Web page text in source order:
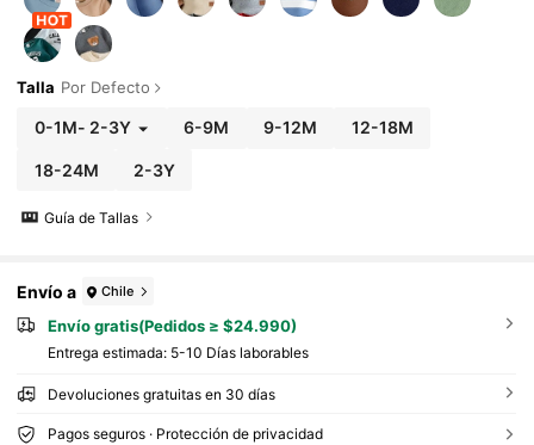
Talla Por Defecto
0-1M- 2-3Y 6-9M 9-12M 12-18M
18-24M 2-3Y
Guía de Tallas
Envío a Chile
Envío gratis(Pedidos ≥ $24.990)
Entrega estimada: 5-10 Días laborables
Devoluciones gratuitas en 30 días
Pagos seguros · Protección de privacidad